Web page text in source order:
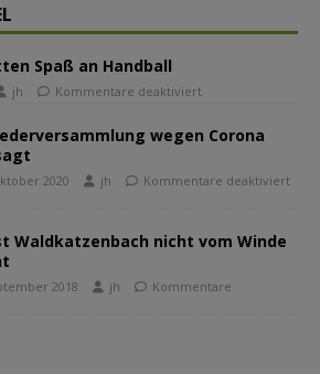
Spaß an Handball
jh Kommentare deaktiviert
wegen Corona
2020 jh Kommentare deaktiviert
Waldkatzenbach nicht vom Winde
2018 jh
Kommentare